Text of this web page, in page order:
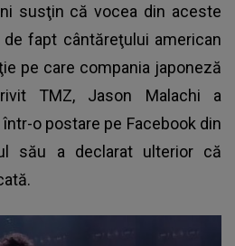
susţin că vocea din aceste
fapt cântăreţului american
pe care compania japoneză
TMZ, Jason Malachi a
o postare pe Facebook din
său a declarat ulterior că